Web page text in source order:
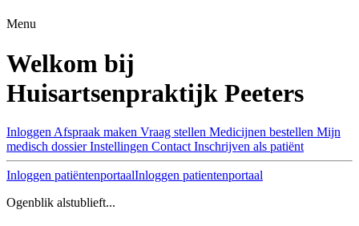
Menu
Welkom bij
Huisartsenpraktijk Peeters
Inloggen Afspraak maken Vraag stellen Medicijnen bestellen Mijn
medisch dossierInstellingen Contact Inschrijven als patiënt
Inloggen patiëntenportaalInloggen patientenportaal
Ogenblik alstublieft...